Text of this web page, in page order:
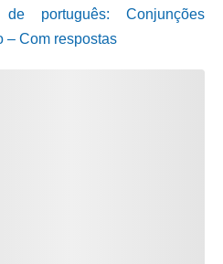
de português: Conjunções
– Com respostas